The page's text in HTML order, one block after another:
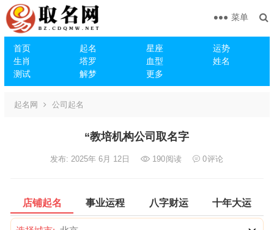
首页 起名 星座
运势
生肖
塔罗 血型
姓名
测试
解梦 更多
菜单
起名网 公司起名
“教培机构公司取名字
发布: 2025年 6月 12日 190阅读 0评论
店铺起名 事业运程 八字财运 十年大运